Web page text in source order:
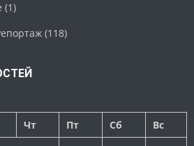
(1)
(118)
Чт Пт Сб
Вс